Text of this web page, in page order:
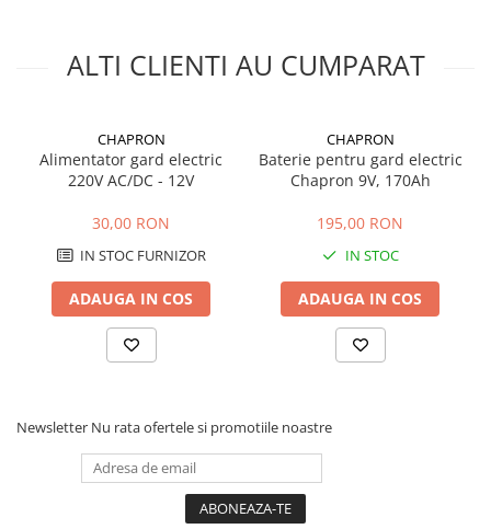
Masini de taiat
Masini de taiat caramida
Motodebitatoare
Placi extra mari
Accesorii masini de taiat
Finisare si Prelucrare suprafete
Elicoptere pardoseala
Scarificatoare beton
Aplicatoare cu banda
Accesorii prelucrare suprafete
ALTI CLIENTI AU CUMPARAT
CHAPRON
Alimentator gard electric
220V AC/DC - 12V
30,00 RON
IN STOC FURNIZOR
ADAUGA IN COS
CHAPRON
Baterie pentru gard electric
Chapron 9V, 170Ah
195,00 RON
IN STOC
ADAUGA IN COS
Newsletter Nu rata ofertele si promotiile noastre